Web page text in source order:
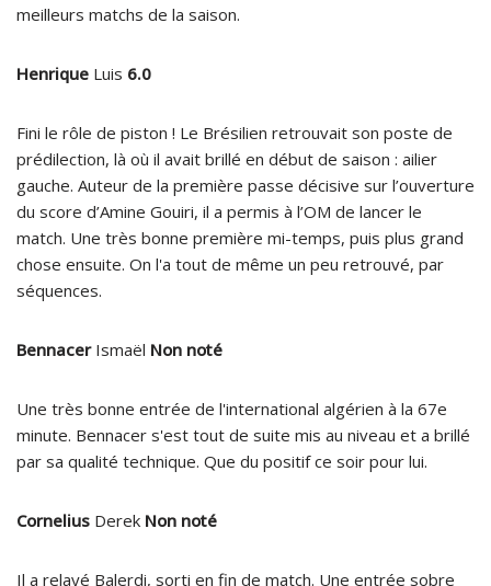
meilleurs matchs de la saison.
Henrique Luis 6.0
Fini le rôle de piston ! Le Brésilien retrouvait son poste de
prédilection, là où il avait brillé en début de saison : ailier
gauche. Auteur de la première passe décisive sur l’ouverture
du score d’Amine Gouiri, il a permis à l’OM de lancer le
match. Une très bonne première mi-temps, puis plus grand
chose ensuite. On l'a tout de même un peu retrouvé, par
séquences.
BennacerIsmaël Non noté
Une très bonne entrée de l'international algérien à la 67e
minute. Bennacer s'est tout de suite mis au niveau et a brillé
par sa qualité technique. Que du positif ce soir pour lui.
Cornelius Derek Non noté
Il a relayé Balerdi, sorti en fin de match. Une entrée sobre